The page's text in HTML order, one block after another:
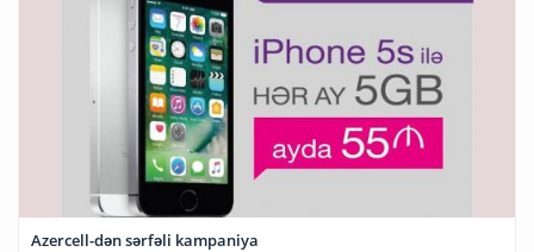
Azercell-dən sərfəli kampaniya